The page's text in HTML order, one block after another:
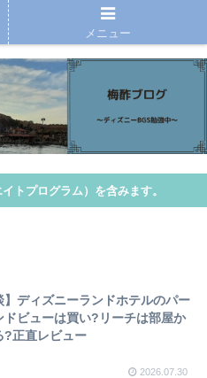
トプログラム）を含みます。
】ディズニーランドホテルのパー
ドビューは買い?リーチは部屋か
?正直レビュー
2026.07.30
メニュー